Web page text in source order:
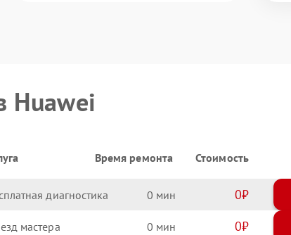
Huawei
Время ремонта Стоимость
диагностика 0 0
мастера 0 0